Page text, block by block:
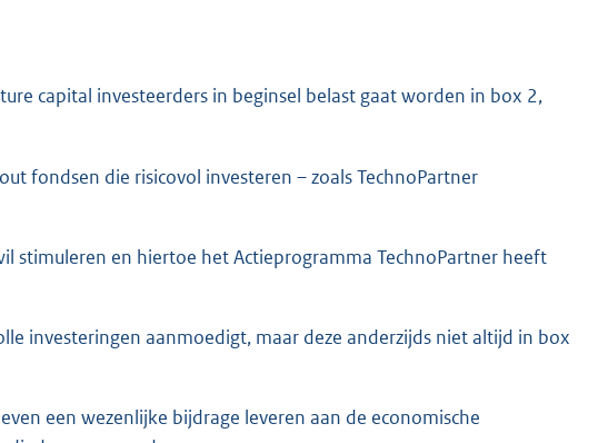
capital investeerders in beginsel belast gaat worden in box 2,
fondsen die risicovol investeren – zoals TechnoPartner
stimuleren en hiertoe het Actieprogramma TechnoPartner heeft
investeringen aanmoedigt, maar deze anderzijds niet altijd in box
een wezenlijke bijdrage leveren aan de economische